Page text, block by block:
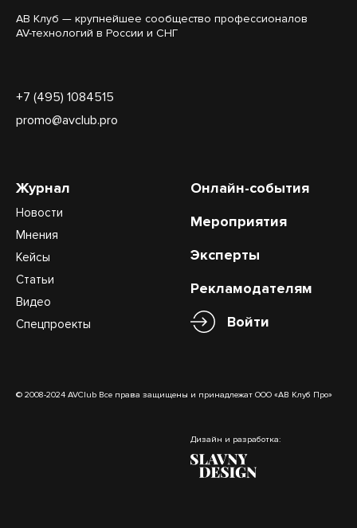
АВ Клуб — крупнейшее сообщество профессионалов
AV-технологий в России и СНГ
+7 (495) 1084515
promo@avclub.pro
Журнал
Новости
Мнения
Кейсы
Статьи
Видео
Спецпроекты
Онлайн-события
Мероприятия
Эксперты
Рекламодателям
Войти
© 2008-2024 AVClub Все права защищены и принадлежат ООО «АВ Клуб Про»
Дизайн и разработка: